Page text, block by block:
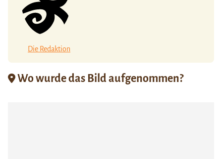
Die Redaktion
Wo wurde das Bild aufgenommen?